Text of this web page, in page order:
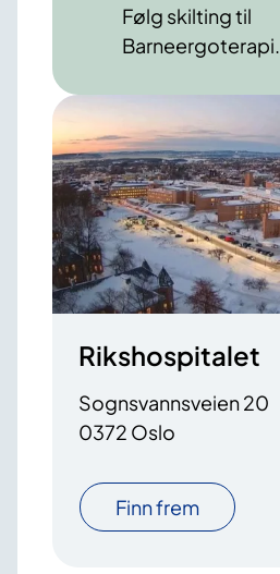
Følg skilting til
Barneergoterapi.
Rikshospitalet
Sognsvannsveien 20
0372 Oslo
Finn frem